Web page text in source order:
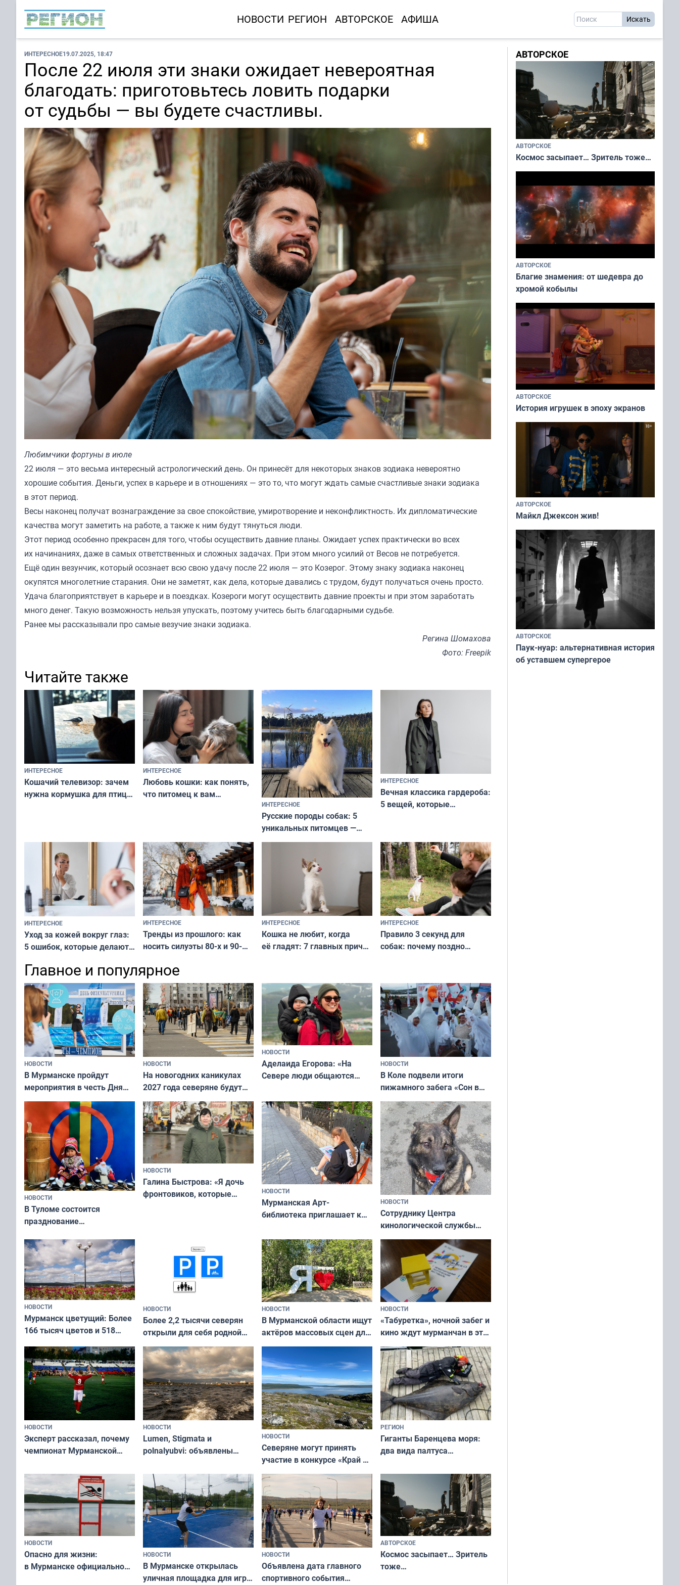
НОВОСТИ РЕГИОН АВТОРСКОЕ АФИША
ИНТЕРЕСНОЕ19.07.2025, 18:47
После 22 июля эти знаки ожидает невероятная
благодать: приготовьтесь ловить подарки
от судьбы — вы будете счастливы.
Любимчики фортуны в июле
22 июля — это весьма интересный астрологический день. Он принесёт для некоторых знаков зодиака невероятно
хорошие события. Деньги, успех в карьере и в отношениях — это то, что могут ждать самые счастливые знаки зодиака
в этот период.
Весы наконец получат вознаграждение за свое спокойствие, умиротворение и неконфликтность. Их дипломатические
качества могут заметить на работе, а также к ним будут тянуться люди.
Этот период особенно прекрасен для того, чтобы осуществить давние планы. Ожидает успех практически во всех
их начинаниях, даже в самых ответственных и сложных задачах. При этом много усилий от Весов не потребуется.
Ещё один везунчик, который осознает всю свою удачу после 22 июля — это Козерог. Этому знаку зодиака наконец
окупятся многолетние старания. Они не заметят, как дела, которые давались с трудом, будут получаться очень просто.
Удача благоприятствует в карьере и в поездках. Козероги могут осуществить давние проекты и при этом заработать
много денег. Такую возможность нельзя упускать, поэтому учитесь быть благодарными судьбе.
Ранее мы рассказывали про самые везучиезнаки зодиака.
Регина Шомахова
Фото: Freepik
Читайте также
ИНТЕРЕСНОЕ
Кошачий телевизор: зачем
нужна кормушка для птиц
ИНТЕРЕСНОЕ
Любовь кошки: как понять,
что питомец к вам
ИНТЕРЕСНОЕ
Русские породы собак: 5
уникальных питомцев —
национальные сокровища
и характером
ИНТЕРЕСНОЕ
Вечная классика гардероба:
5 вещей, которые
и актуально в любой сезон
ИНТЕРЕСНОЕ
Уход за кожей вокруг глаз:
5 ошибок, которые делают
и вернуть свежий взгляд
без дорогих средств
ИНТЕРЕСНОЕ
Тренды из прошлого: как
носить силуэты 80-х и 90-
современно и стильно без
переплат
ИНТЕРЕСНОЕ
Кошка не любит, когда
её гладят: 7 главных причин
независимому питомцу
ИНТЕРЕСНОЕ
Правило 3 секунд для
собак: почему поздно
питомцу всё сразу и без
криков
Главное и популярное
НОВОСТИ
В Мурманске пройдут
мероприятия в честь Дня
физкультурника
НОВОСТИ
На новогодних каникулах
2027 года северяне будут
отдыхать 11 дней
НОВОСТИ
Аделаида Егорова: «На
Севере люди общаются
а потому что
ты им интересен»
НОВОСТИ
В Коле подвели итоги
пижамного забега «Сон в
Олимпийскую ночь»
НОВОСТИ
В Туломе состоится
празднование
коренных народов мира
НОВОСТИ
Галина Быстрова: «Я дочь
фронтовиков, которые
НОВОСТИ
Мурманская Арт-
библиотека приглашает к
и фотографов
НОВОСТИ
Сотруднику Центра
кинологической службы
ищут новый дом
НОВОСТИ
Мурманск цветущий: Более
166 тысяч цветов и 518
НОВОСТИ
Более 2,2 тысячи северян
открыли для себя родной
край в рамках проекта
«Туризм для своих»
НОВОСТИ
В Мурманской области ищут
актёров массовых сцен для
съёмок в
короткометражном фильме
НОВОСТИ
«Табуретка», ночной забег и
кино ждут мурманчан в эти
выходные
НОВОСТИ
Эксперт рассказал, почему
чемпионат Мурманской
незамеченным
НОВОСТИ
Lumen, Stigmata и
polnalyubvi: объявлены
«Имандра» в 2026 года
НОВОСТИ
Северяне могут принять
участие в конкурсе «Край у
северной границы: фотогид
по Печенгскому округу»
РЕГИОН
Гиганты Баренцева моря:
два вида палтуса
НОВОСТИ
Опасно для жизни:
в Мурманске официально
НОВОСТИ
В Мурманске открылась
уличная площадка для игры
НОВОСТИ
Объявлена дата главного
спортивного события
АВТОРСКОЕ
Космос засыпает… Зритель
тоже…
АВТОРСКОЕ
АВТОРСКОЕ
Космос засыпает… Зритель тоже…
АВТОРСКОЕ
Благие знамения: от шедевра до
хромой кобылы
АВТОРСКОЕ
История игрушек в эпоху экранов
АВТОРСКОЕ
Майкл Джексон жив!
АВТОРСКОЕ
Паук-нуар: альтернативная история
об уставшем супергерое